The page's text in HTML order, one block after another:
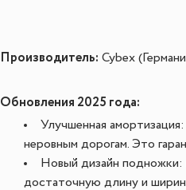
Производитель: Cybex
Обновления 2025 года:
Улучшенная
неровным дорогам. Это
Новый дизайн подножки:
достаточную длину и